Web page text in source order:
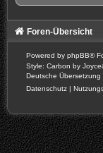
Foren-Übersicht
Powered by phpBB®
Style: Carbon by
Deutsche Übersetzung
Datenschutz |